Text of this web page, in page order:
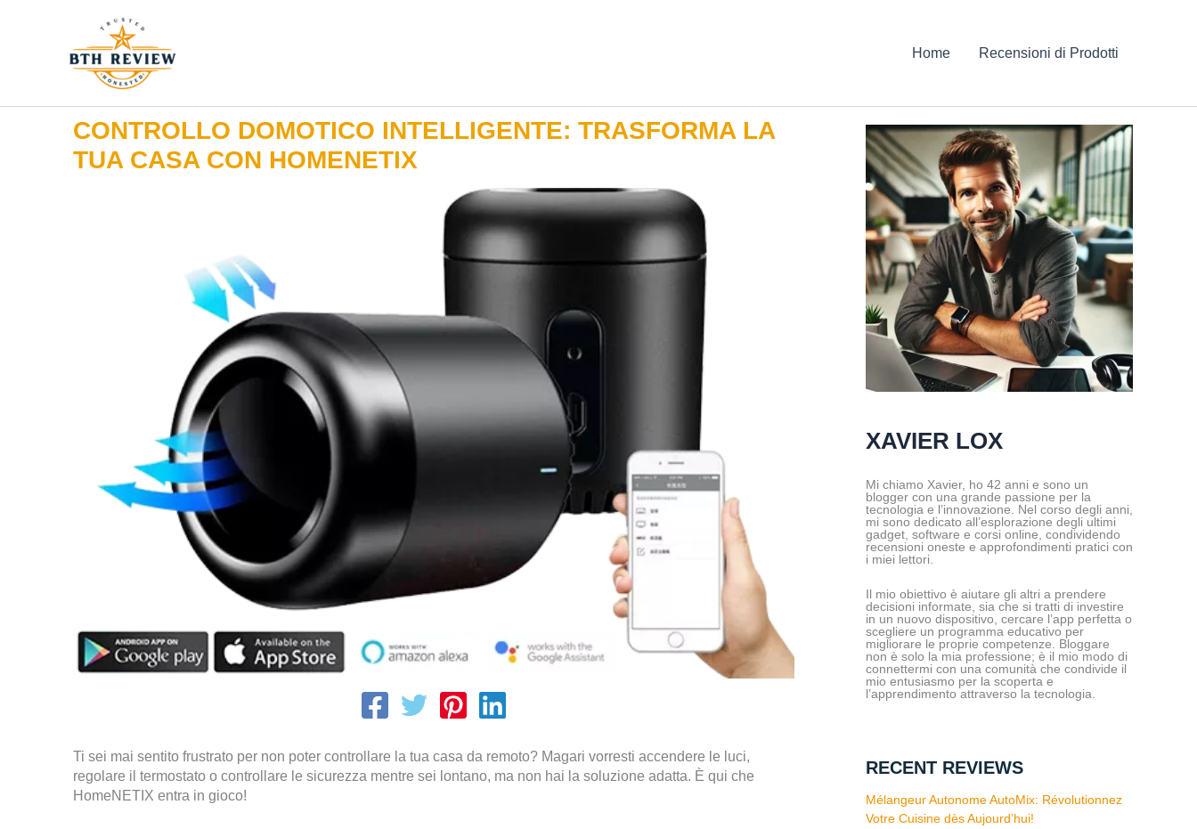
Home Recensioni di Prodotti
CONTROLLO DOMOTICO INTELLIGENTE: TRASFORMA LA
TUA CASA CON HOMENETIX
Ti sei mai sentito frustrato per non poter controllare la tua casa da remoto? Magari vorresti accendere le luci,
regolare il termostato o controllare le sicurezza mentre sei lontano, ma non hai la soluzione adatta. È qui che
HomeNETIX entra in gioco!
XAVIER LOX
Mi chiamo Xavier, ho 42 anni e sono un
blogger con una grande passione per la
tecnologia e l’innovazione. Nel corso degli anni,
mi sono dedicato all’esplorazione degli ultimi
gadget, software e corsi online, condividendo
recensioni oneste e approfondimenti pratici con
i miei lettori.
Il mio obiettivo è aiutare gli altri a prendere
decisioni informate, sia che si tratti di investire
in un nuovo dispositivo, cercare l’app perfetta o
scegliere un programma educativo per
migliorare le proprie competenze. Bloggare
non è solo la mia professione; è il mio modo di
connettermi con una comunità che condivide il
mio entusiasmo per la scoperta e
l’apprendimento attraverso la tecnologia.
RECENT REVIEWS
Mélangeur Autonome AutoMix: Révolutionnez
Votre Cuisine dès Aujourd’hui!